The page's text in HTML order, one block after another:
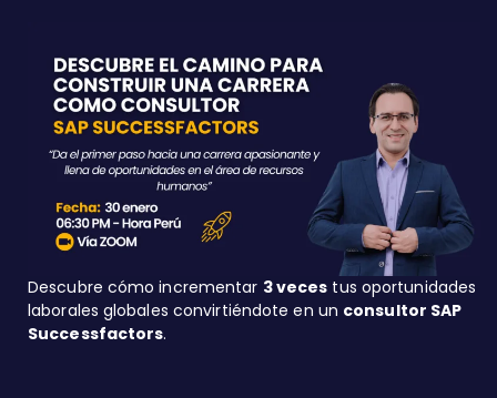
Descubre cómo incrementar 3 veces tus oportunidades
laborales globales convirtiéndote en un consultor SAP
Successfactors.